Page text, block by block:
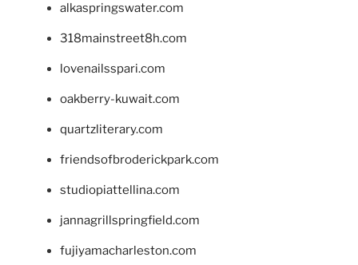
alkaspringswater.com
318mainstreet8h.com
lovenailsspari.com
oakberry-kuwait.com
quartzliterary.com
friendsofbroderickpark.com
studiopiattellina.com
jannagrillspringfield.com
fujiyamacharleston.com